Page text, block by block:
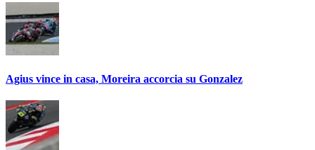
Agius vince in casa, Moreira accorcia su Gonzalez